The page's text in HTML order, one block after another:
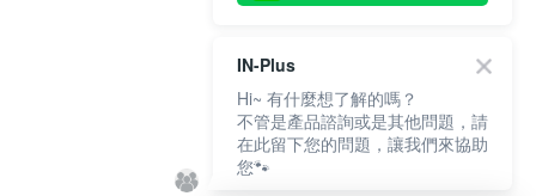
IN-Plus
Hi~ 有什麼想了解的嗎？
不管是產品諮詢或是其他問題，請
在此留下您的問題，讓我們來協助
您🐾